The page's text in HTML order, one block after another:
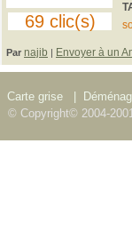
69 clic(s)
Par najib | Envoyer à un
Carte grise
© Copyright© 2004-